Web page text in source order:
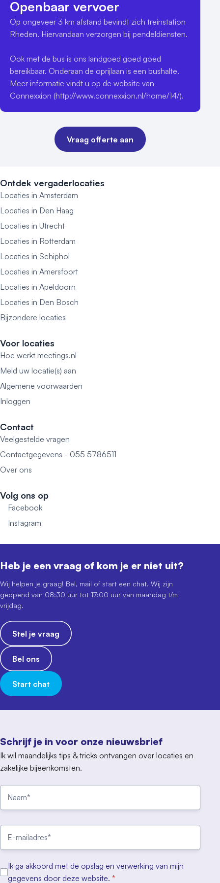
Openbaar vervoer
Op ongeveer 3 km afstand bevindt zich treinstation
Rheden. Hiervandaan verzorgen bij pendeldiensten.
Ook met de bus is ons landgoed goed goed
bereikbaar. Onderaan de oprijlaan is een bushalte.
Meer informatie vindt u op de website van
Connexxion (http://www.connexxion.nl/home/14/).
Vraag offerte aan
Ontdek vergaderlocaties
Locaties in Amsterdam
Locaties in Den Haag
Locaties in Utrecht
Locaties in Rotterdam
Locaties in Schiphol
Locaties in Amersfoort
Locaties in Apeldoorn
Locaties in Den Bosch
Bijzondere locaties
Voor locaties
Hoe werkt meetings.nl
Meld uw locatie(s) aan
Algemene voorwaarden
Inloggen
Contact
Veelgestelde vragen
Contactgegevens - 055 5786511
Over ons
Volg ons op
Facebook
Instagram
Schrijf je in voor onze nieuwsbrief
Ik wil maandelijks tips & tricks ontvangen over locaties en
zakelijke bijeenkomsten.
Ik ga akkoord met de opslag en verwerking van mijn
gegevens door deze website. *
Heb je een vraag of kom je er niet uit?
Wij helpen je graag! Bel, mail of start een chat. Wij zijn
geopend van 08:30 uur tot 17:00 uur van maandag t/m
vrijdag.
Stel je vraag
Bel ons
Start chat